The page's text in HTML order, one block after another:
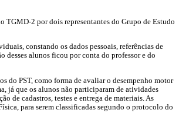
2 por dois representantes do Grupo de Estudo
constando os dados pessoais, referências de
desses alunos ficou por conta do professor e do
do PST, como forma de avaliar o desempenho motor
já que os alunos não participaram de atividades
de cadastros, testes e entrega de materiais. As
para serem classificadas segundo o protocolo do